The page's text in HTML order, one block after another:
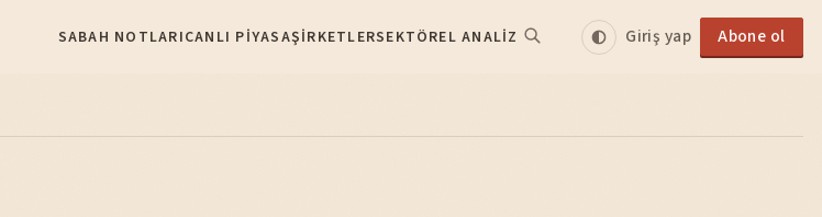
SABAH NOTLARICANLI PIYASAŞIRKETLERSEKTÖREL ANALIZ Giriş yap Abone ol